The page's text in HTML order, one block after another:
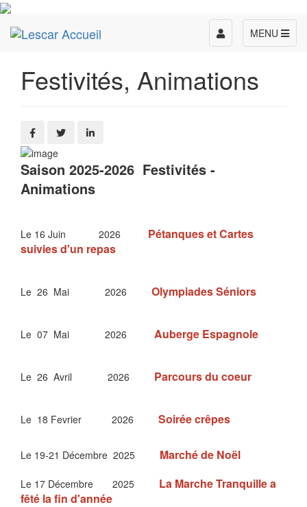
MENU
Toggle
navigation
Festivités, Animations
Saison 2025-2026 Festivités -
Animations
Le 16 Juin 2026
Pétanques et Cartes
suivies d'un repas
Le 26 Mai 2026 Olympiades Séniors
Le 07 Mai 2026 Auberge Espagnole
Le 26 Avril 2026 Parcours du coeur
Le 18 Fevrier 2026 Soirée crêpes
Le 19-21 Décembre 2025 Marché de Noël
Le 17 Décembre 2025 La Marche Tranquille a
fêté la fin d'année